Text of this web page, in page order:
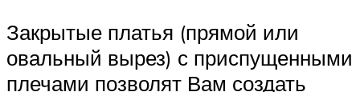
Закрытые платья (прямой или
овальный вырез) с приспущенными
плечами позволят Вам создать